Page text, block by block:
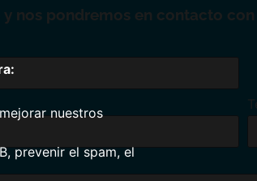
nos pondremos en contacto
nuestros
prevenir el spam, el